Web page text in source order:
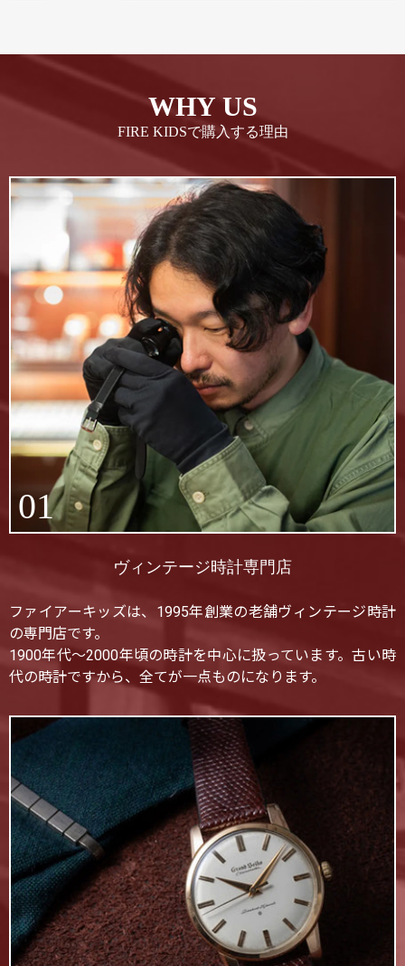
WHY US
FIRE KIDSで購入する理由
01
ヴィンテージ時計専門店
ファイアーキッズは、1995年創業の老舗ヴィンテージ時計
の専門店です。
1900年代〜2000年頃の時計を中心に扱っています。古い時
代の時計ですから、全てが一点ものになります。